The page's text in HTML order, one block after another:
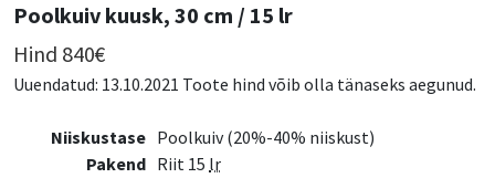
Poolkuiv kuusk, 30 cm / 15 lr
Hind 840€
Uuendatud: 13.10.2021 Toote hind võib olla tänaseks aegunud.
Niiskustase Poolkuiv (20%-40% niiskust)
Pakend Riit 15 lr